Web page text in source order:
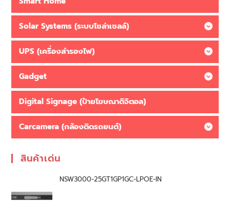
Solar Systems (ระบบโซล่าเซลล์)
UPS (เครื่องสำรองไฟ)
Gadget
Digital Signage (ป้ายโฆษณาดิจิตอล)
Carcamera (กล้องติดรถยนต์)
สินค้าเด่น
NSW3000-25GT1GP1GC-LPOE-IN